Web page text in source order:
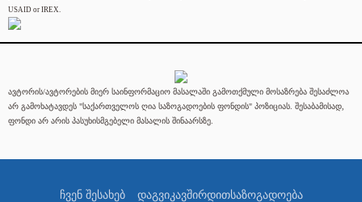
USAID or IREX.
ავტორის/ავტორების მიერ საინფორმაციო მასალაში გამოთქმული მოსაზრება შესაძლოა
არ გამოხატავდეს "საქართველოს ღია საზოგადოების ფონდის" პოზიციას. შესაბამისად,
ფონდი არ არის პასუხისმგებელი მასალის შინაარსზე.
ჩვენ შესახებ დაგვიკავშირდითსაზოგადოება